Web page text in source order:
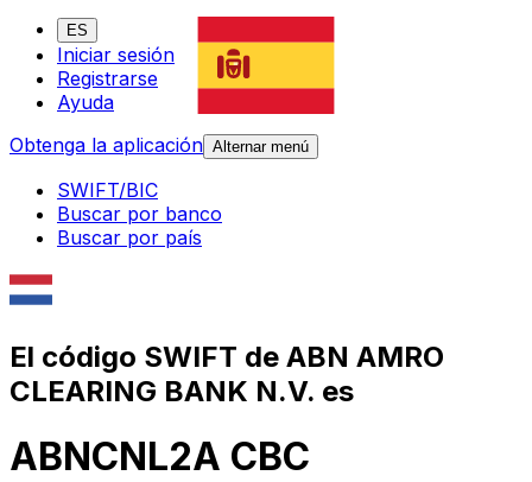
ES
Iniciar sesión
Registrarse
Ayuda
Obtenga la aplicación Alternar menú
SWIFT/BIC
Buscar por banco
Buscar por país
El código SWIFT de ABN AMRO
CLEARING BANK N.V. es
ABNCNL2A CBC